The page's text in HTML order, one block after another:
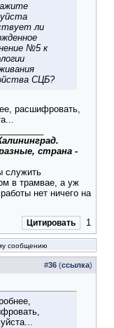
ли
№5 к
СЦБ?
расшифровать,
страна -
служить
в трамвае, а уж
нет ничего на
Цитировать 1
сообщению
#36 (ссылка)